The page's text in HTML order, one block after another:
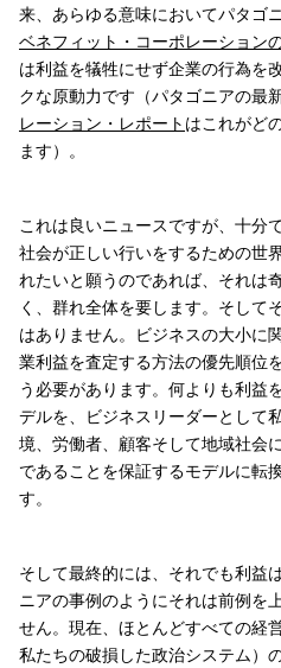
来、あらゆる意味においてパタゴ
ベネフィット・コーポレーション
は利益を犠牲にせず企業の行為を
クな原動力です（パタゴニアの最
レーション・レポート はこれがど
ます）。
これは良いニュースですが、十分
社会が正しい行いをするための世
れたいと願うのであれば、それは
く、群れ全体を要します。そして
はありません。ビジネスの大小に
業利益を査定する方法の優先順位
う必要があります。何よりも利益
デルを、ビジネスリーダーとして
境、労働者、顧客そして地域社会
であることを保証するモデルに転
す。
そして最終的には、それでも利益
ニアの事例のようにそれは前例を
せん。現在、ほとんどすべての経
私たちの破損した政治システム）